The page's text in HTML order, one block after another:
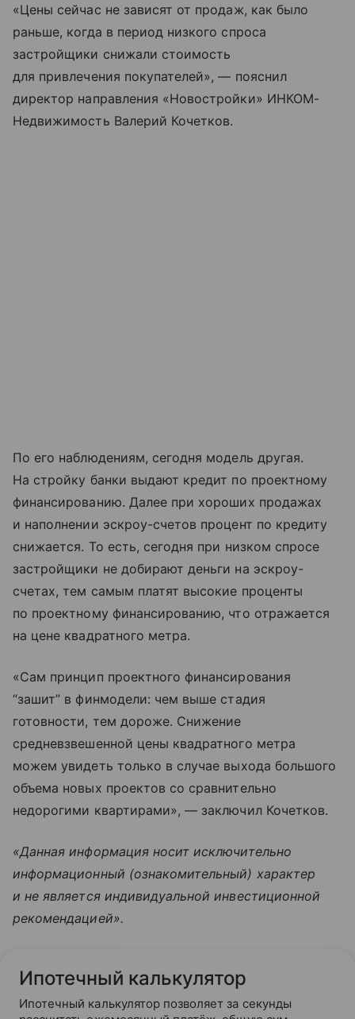
«Цены сейчас не зависят от продаж, как было
раньше, когда в период низкого спроса
застройщики снижали стоимость
для привлечения покупателей», — пояснил
директор направления «Новостройки» ИНКОМ-
Недвижимость Валерий Кочетков.
По его наблюдениям, сегодня модель другая.
На стройку банки выдают кредит по проектному
финансированию. Далее при хороших продажах
и наполнении эскроу-счетов процент по кредиту
снижается. То есть, сегодня при низком спросе
застройщики не добирают деньги на эскроу-
счетах, тем самым платят высокие проценты
по проектному финансированию, что отражается
на цене квадратного метра.
«Сам принцип проектного финансирования
“зашит” в финмодели: чем выше стадия
готовности, тем дороже. Снижение
средневзвешенной цены квадратного метра
можем увидеть только в случае выхода большого
объема новых проектов со сравнительно
недорогими квартирами», — заключил Кочетков.
«Данная информация носит исключительно
информационный (ознакомительный) характер
и не является индивидуальной инвестиционной
рекомендацией».
Ипотечный калькулятор
Ипотечный калькулятор позволяет за секунды